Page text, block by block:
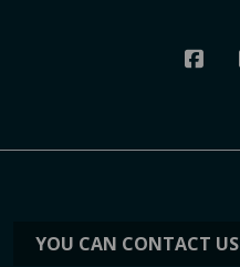
YOU CAN CONTACT US